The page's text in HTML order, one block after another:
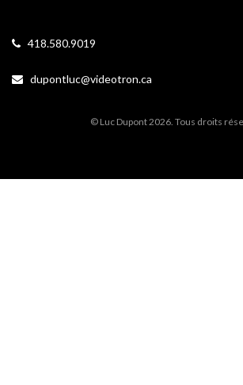
418.580.9019
dupontluc@videotron.ca
© Luc Dupont 2026. Tous droits